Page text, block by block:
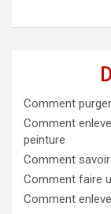
Comment
Comment
peinture
Comment
Comment faire
Comment